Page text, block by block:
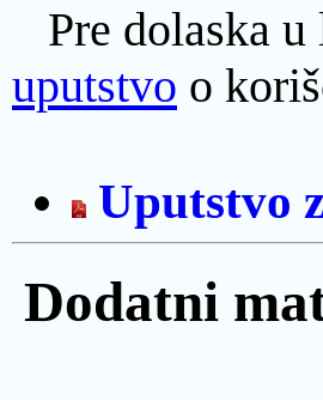
Pre dolaska
uputstvo o
Uputstvo
Uputstvo
Dodatni